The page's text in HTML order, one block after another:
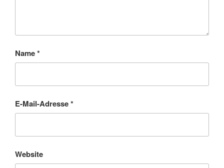
Name*
E-Mail-Adresse*
Website